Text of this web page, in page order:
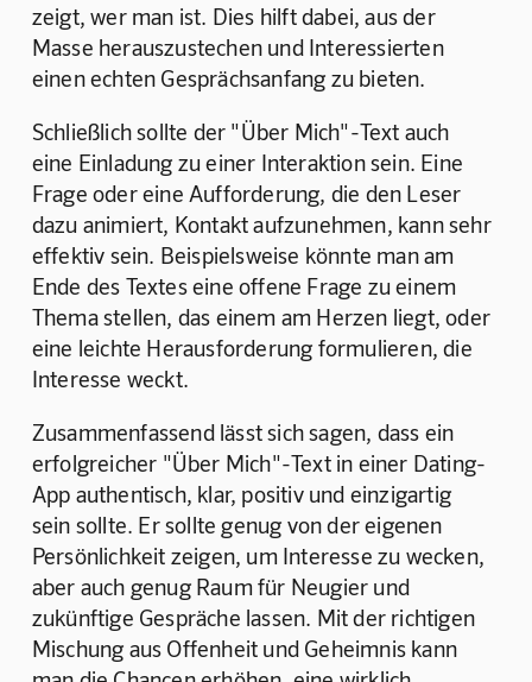
zeigt, wer man ist. Dies hilft dabei, aus der
Masse herauszustechen und Interessierten
einen echten Gesprächsanfang zu bieten.
Schließlich sollte der "Über Mich"-Text auch
eine Einladung zu einer Interaktion sein. Eine
Frage oder eine Aufforderung, die den Leser
dazu animiert, Kontakt aufzunehmen, kann sehr
effektiv sein. Beispielsweise könnte man am
Ende des Textes eine offene Frage zu einem
Thema stellen, das einem am Herzen liegt, oder
eine leichte Herausforderung formulieren, die
Interesse weckt.
Zusammenfassend lässt sich sagen, dass ein
erfolgreicher "Über Mich"-Text in einer Dating-
App authentisch, klar, positiv und einzigartig
sein sollte. Er sollte genug von der eigenen
Persönlichkeit zeigen, um Interesse zu wecken,
aber auch genug Raum für Neugier und
zukünftige Gespräche lassen. Mit der richtigen
Mischung aus Offenheit und Geheimnis kann